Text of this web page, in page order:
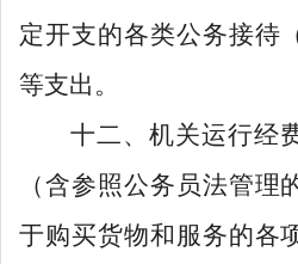
定开支的各类公务接待
等支出。
十二、机关运行经
（含参照公务员法管理
于购买货物和服务的各